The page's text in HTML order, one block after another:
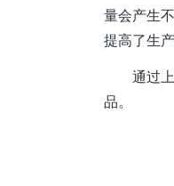
量会产生
提高了生
通过
品。